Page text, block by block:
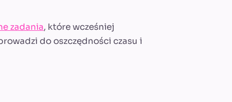
zadania, które wcześniej
do oszczędności czasu i